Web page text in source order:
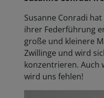
Susanne Conradi
ihrer Federführung
große und kleinere
Zwillinge und wird
konzentrieren. Auch
wird uns fehlen!